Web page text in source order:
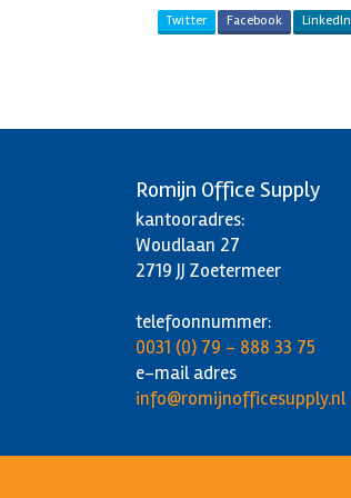
Twitter Facebook LinkedIn
Romijn Office Supply
kantooradres:
Woudlaan 27
2719 JJ Zoetermeer
telefoonnummer:
0031 (0) 79 - 888 33 75
e-mail adres
info@romijnofficesupply.nl